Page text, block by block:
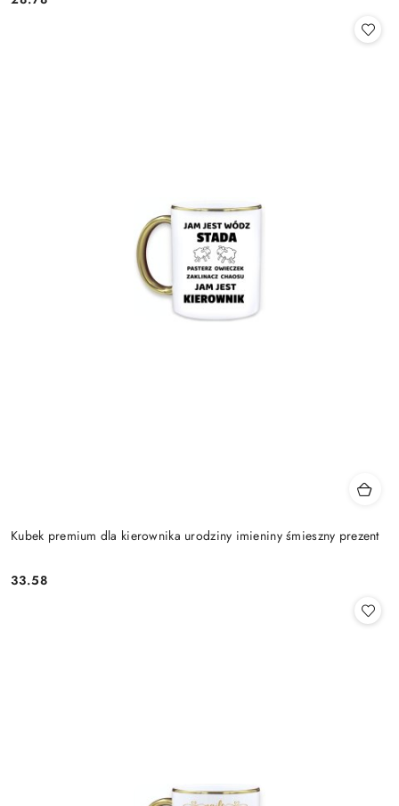
Cena:
Kubek premium dla kierownika urodziny imieniny śmieszny prezent
Cena:
33.58